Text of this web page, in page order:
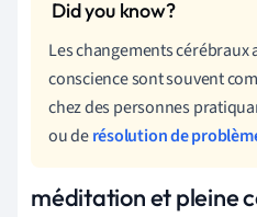
Les changements cérébraux
conscience sont souvent
chez des personnes
ou derésolution de
méditation et pleine